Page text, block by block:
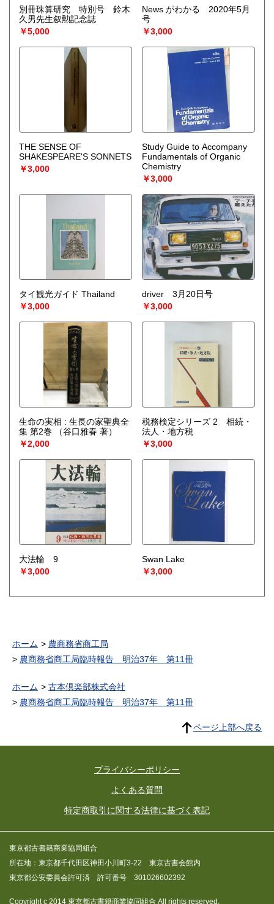
宅配買取送付先
----------------------------------------
501-0224
岐阜県瑞穂市稲里197-1
古本倶楽部 宅配買取受付係
----------------------------------------
オールジャンル、戦前紙モノ、古典籍
別冊珠算研究 特別号 鈴木
久男先生叙勲記念誌
￥5,000
News がわかる 2020年5月
号
￥3,000
THE SENSE OF
SHAKESPEARE'S SONNETS
￥3,000
Study Guide to Accompany
Fundamentals of Organic
Chemistry
￥3,000
タイ観光ガイド Thailand
￥3,000
driver 3月20日号
￥3,000
生命の実相 : 生長の家聖典全
集 第2巻
（谷口雅春 著）
￥2,000
税務検定シリーズ 2 相続・
法人・地方税
￥3,000
大法輪 9
￥3,000
Swan Lake
￥3,000
ホーム
農商務省商工局
農商務省商工局臨時報告 明治37年 第11冊
ホーム
古本倶楽部株式会社
農商務省商工局臨時報告 明治37年 第11冊
ページ上部へ戻る
プライバシーポリシー
よくある質問
特定商取引に関する法律に基づく表記
東京都古書籍商業協同組合
所在地：東京都千代田区神田小川町3-22 東京古書会館内
東京都公安委員会許可済 許可番号 301026602392
Copyright c 2014 東京都古書籍商業協同組合 All rights reserved.